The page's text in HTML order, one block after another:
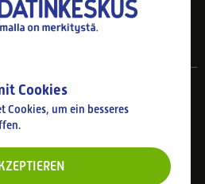
Cookies
Cookies, um ein besseres